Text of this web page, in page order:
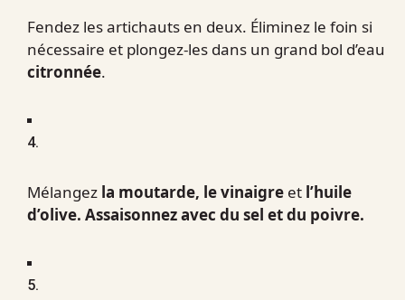
Fendez les artichauts en deux. Éliminez le foin si
nécessaire et plongez-les dans un grand bol d’eau
citronnée.
4.
Mélangez la moutarde, le vinaigre et l’huile
d’olive. Assaisonnez avec du sel et du poivre.
5.